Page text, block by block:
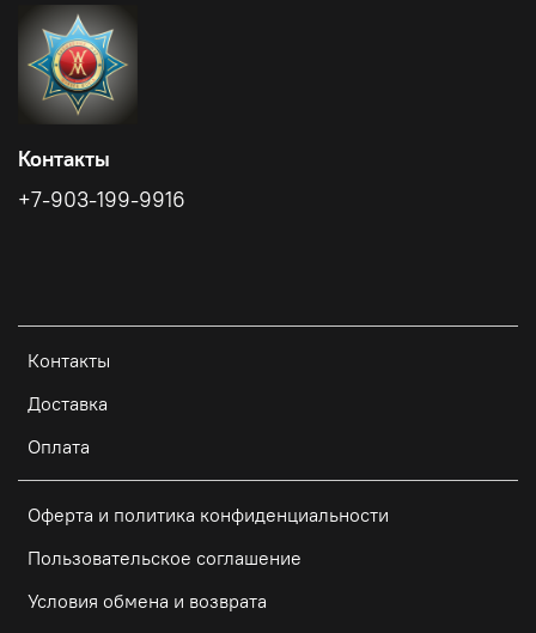
Контакты
Доставка
Оплата
Оферта и политика конфиденциальности
Пользовательское соглашение
Условия обмена и возврата
Контакты
+7-903-199-9916